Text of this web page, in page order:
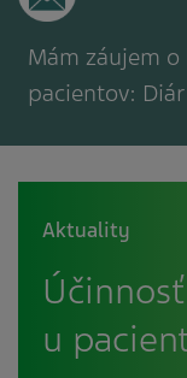
Mám záujem
pacientov:
Aktuality
u